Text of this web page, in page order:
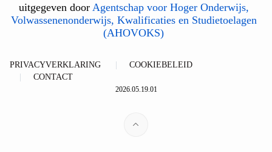
uitgegeven door Agentschap voor Hoger Onderwijs,
Volwassenenonderwijs, Kwalificaties en Studietoelagen
(AHOVOKS)
PRIVACYVERKLARING
COOKIEBELEID
CONTACT
2026.05.19.01